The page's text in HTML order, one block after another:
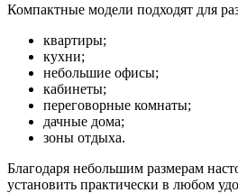
Компактные модели подходят для
квартиры;
кухни;
небольшие офисы;
кабинеты;
переговорные комнаты;
дачные дома;
зоны отдыха.
Благодаря небольшим размерам
установить практически в любом